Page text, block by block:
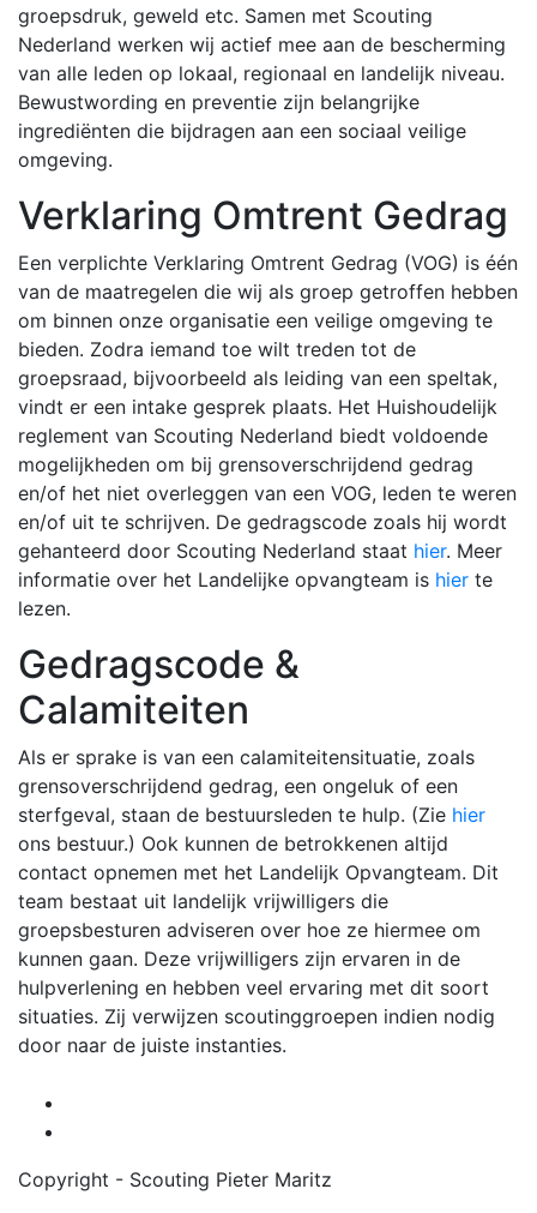
groepsdruk, geweld etc. Samen met Scouting
Nederland werken wij actief mee aan de bescherming
van alle leden op lokaal, regionaal en landelijk niveau.
Bewustwording en preventie zijn belangrijke
ingrediënten die bijdragen aan een sociaal veilige
omgeving.
Verklaring Omtrent Gedrag
Een verplichte Verklaring Omtrent Gedrag (VOG) is één
van de maatregelen die wij als groep getroffen hebben
om binnen onze organisatie een veilige omgeving te
bieden. Zodra iemand toe wilt treden tot de
groepsraad, bijvoorbeeld als leiding van een speltak,
vindt er een intake gesprek plaats. Het Huishoudelijk
reglement van Scouting Nederland biedt voldoende
mogelijkheden om bij grensoverschrijdend gedrag
en/of het niet overleggen van een VOG, leden te weren
en/of uit te schrijven. De gedragscode zoals hij wordt
gehanteerd door Scouting Nederland staat hier. Meer
informatie over het Landelijke opvangteam is hier te
lezen.
Gedragscode &
Calamiteiten
Als er sprake is van een calamiteitensituatie, zoals
grensoverschrijdend gedrag, een ongeluk of een
sterfgeval, staan de bestuursleden te hulp. (Zie hier
ons bestuur.) Ook kunnen de betrokkenen altijd
contact opnemen met het Landelijk Opvangteam. Dit
team bestaat uit landelijk vrijwilligers die
groepsbesturen adviseren over hoe ze hiermee om
kunnen gaan. Deze vrijwilligers zijn ervaren in de
hulpverlening en hebben veel ervaring met dit soort
situaties. Zij verwijzen scoutinggroepen indien nodig
door naar de juiste instanties.
Copyright - Scouting Pieter Maritz